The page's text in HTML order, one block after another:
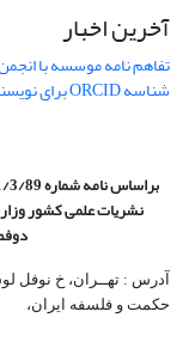
آخرین اخبار
تفاهم نامه موسسه با
شناسه ORCID برای نویسنده مسئول
براساس نامه شماره 26953/11/3/89 در جلسة مورخ 31/6/89 کمیسیون
نشریات علمی کشور
حکمت و فلسفه ایران،‌